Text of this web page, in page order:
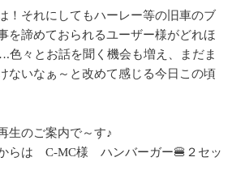
！それにしてもハーレー等の旧車のブ
を諦めておられるユーザー様がどれほ
色々とお話を聞く機会も増え、まだま
ないなぁ～と改めて感じる今日この頃
生のご案内で～す♪
らは C-MC様 ハンバーガー🍔２セッ